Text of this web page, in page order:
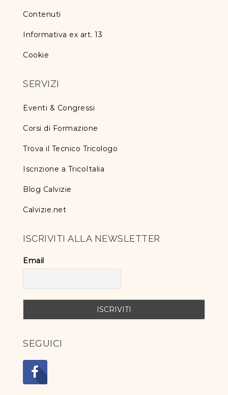
Contenuti
Informativa ex art. 13
Cookie
SERVIZI
Eventi & Congressi
Corsi di Formazione
Trova il Tecnico Tricologo
Iscrizione a TricoItalia
Blog Calvizie
Calvizie.net
ISCRIVITI ALLA NEWSLETTER
Email
SEGUICI